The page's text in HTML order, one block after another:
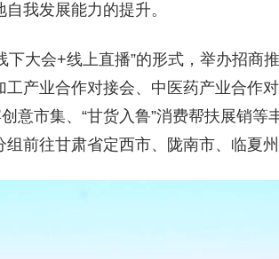
我发展能力的提升。
大会+线上直播”的形式，举办招商推
产业合作对接会、中医药产业合作
意市集、“甘货入鲁”消费帮扶展销等
前往甘肃省定西市、陇南市、临夏州